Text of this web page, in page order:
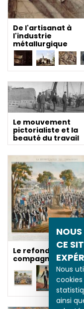
CE
Nous
ainsi
De l'artisanat à
l'industrie
métallurgique
Le mouvement
pictorialiste et la
beauté du travail
Le refondateur du
compagnonnage